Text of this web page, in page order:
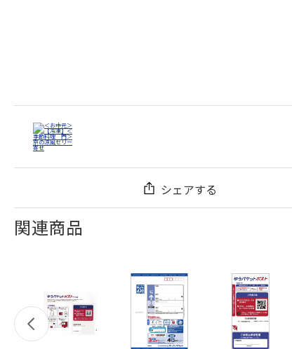
シェアする
関連商品